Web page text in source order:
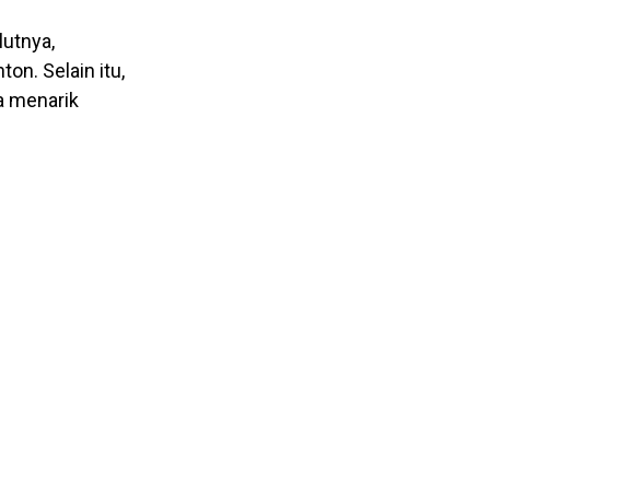
Selain itu,
menarik